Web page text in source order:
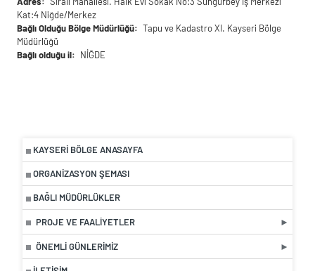
KAYSERI BÖLGE ANASAYFA
ORGANIZASYON ŞEMASI
BAĞLI MÜDÜRLÜKLER
PROJE VE FAALIYETLER
ÖNEMLI GÜNLERIMIZ
Kat:4 Niğde/Merkez
Bağlı Olduğu Bölge Müdürlüğü
Tapu ve Kadastro XI. Kayseri Bölge
Müdürlüğü
Bağlı olduğu il
NİĞDE